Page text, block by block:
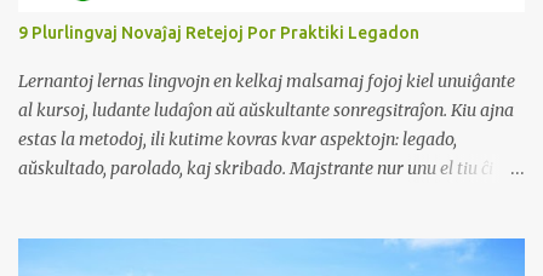
en kiu ili vivas ofte igas la pli junajn generaciojn havi lingvan kaj eĉ
religian disiĝon kun siaj aĝuloj. Koni heredan lingvon povas
malfermi pordojn en komercaj kaj sociaj medioj. Multaj
entreprenoj taksas dungitojn...
9 Plurlingvaj Novaĵaj Retejoj Por Praktiki Legadon
Lernantoj lernas lingvojn en kelkaj malsamaj fojoj kiel unuiĝante
al kursoj, ludante ludaĵon aŭ aŭskultante sonregsitraĵon. Kiu ajna
estas la metodoj, ili kutime kovras kvar aspektojn: legado,
aŭskultado, parolado, kaj skribado. Majstrante nur unu el tiu ĉi